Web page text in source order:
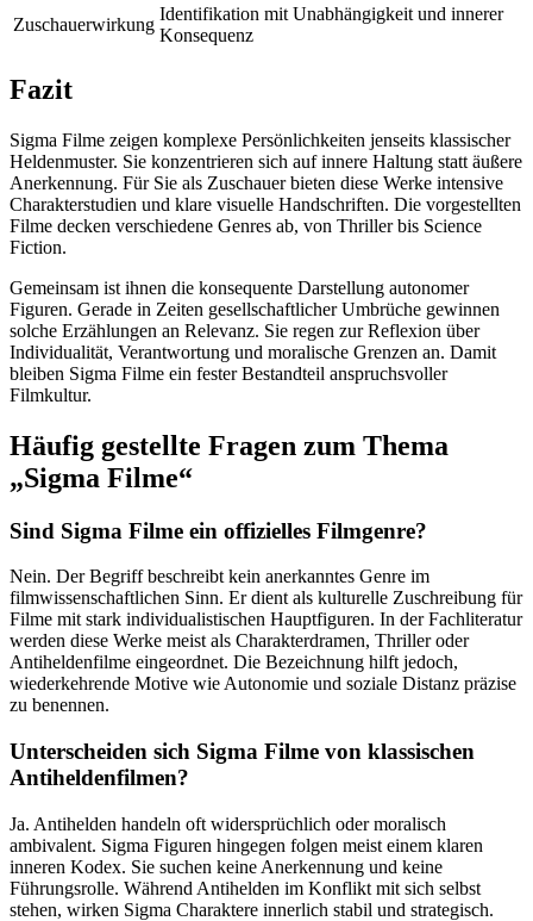
Zuschauerwirkung
Identifikation mit Unabhängigkeit und innerer
Konsequenz
Fazit
Sigma Filme zeigen komplexe Persönlichkeiten jenseits klassischer
Heldenmuster. Sie konzentrieren sich auf innere Haltung statt äußere
Anerkennung. Für Sie als Zuschauer bieten diese Werke intensive
Charakterstudien und klare visuelle Handschriften. Die vorgestellten
Filme decken verschiedene Genres ab, von Thriller bis Science
Fiction.
Gemeinsam ist ihnen die konsequente Darstellung autonomer
Figuren. Gerade in Zeiten gesellschaftlicher Umbrüche gewinnen
solche Erzählungen an Relevanz. Sie regen zur Reflexion über
Individualität, Verantwortung und moralische Grenzen an. Damit
bleiben Sigma Filme ein fester Bestandteil anspruchsvoller
Filmkultur.
Häufig gestellte Fragen zum Thema
„Sigma Filme“
Sind Sigma Filme ein offizielles Filmgenre?
Nein. Der Begriff beschreibt kein anerkanntes Genre im
filmwissenschaftlichen Sinn. Er dient als kulturelle Zuschreibung für
Filme mit stark individualistischen Hauptfiguren. In der Fachliteratur
werden diese Werke meist als Charakterdramen, Thriller oder
Antiheldenfilme eingeordnet. Die Bezeichnung hilft jedoch,
wiederkehrende Motive wie Autonomie und soziale Distanz präzise
zu benennen.
Unterscheiden sich Sigma Filme von klassischen
Antiheldenfilmen?
Ja. Antihelden handeln oft widersprüchlich oder moralisch
ambivalent. Sigma Figuren hingegen folgen meist einem klaren
inneren Kodex. Sie suchen keine Anerkennung und keine
Führungsrolle. Während Antihelden im Konflikt mit sich selbst
stehen, wirken Sigma Charaktere innerlich stabil und strategisch.